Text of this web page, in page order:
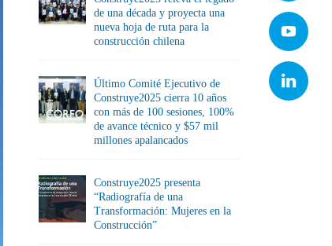
de una década y proyecta una
nueva hoja de ruta para la
construcción chilena
Último Comité Ejecutivo de
Construye2025 cierra 10 años
con más de 100 sesiones, 100%
de avance técnico y $57 mil
millones apalancados
Construye2025 presenta
“Radiografía de una
Transformación: Mujeres en la
Construcción”